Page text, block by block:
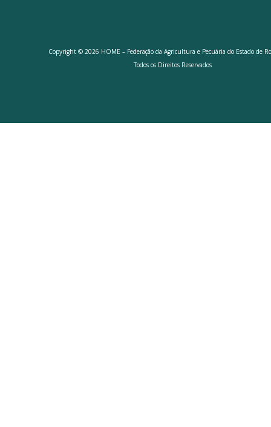
Copyright © 2026 HOME – Federação da Agricultura e Pecuária do Estado de
Todos os Direitos Reservados